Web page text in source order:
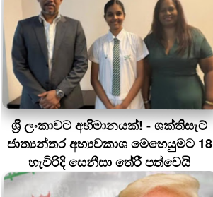
ශ්‍රී ලංකාවට අභිමානයක්! - ශක්තිසැට්
ජාත්‍යන්තර අභ්‍යවකාශ මෙහෙයුමට 18
හැවිරිදි සෙනීසා තේරී පත්වෙයි